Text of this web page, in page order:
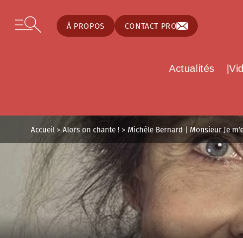
Skip to content
Open secondary menu
À PROPOS CONTACT PRO
Actualités
Accueil>Alors on chante ! > Michèle Bernard | Monsieur Je